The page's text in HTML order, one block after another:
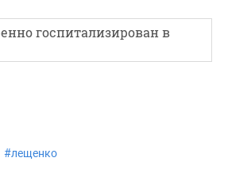
госпитализирован в
#лещенко